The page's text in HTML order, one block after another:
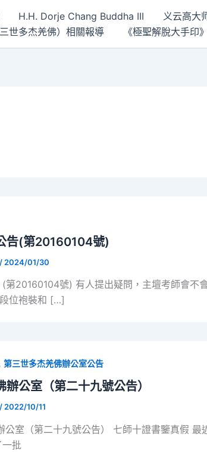
H.H. Dorje Chang Buddha III
义云高大
世多杰羌佛）相關報導
《極聖解脫大手印》
告(第20160104號)
/ 2024/01/30
第20160104號) 有人提出疑問，主壇考師會不
位袍裝和 […]
第三世多杰羌佛辦公室公告
公室（第二十九號公告）
/ 2022/10/11
公室（第二十九號公告） 七師十證書鑒真假 最
一批